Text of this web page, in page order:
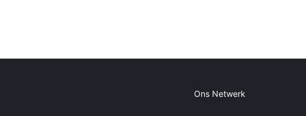
Ons Netwerk